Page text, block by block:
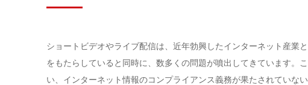
ショートビデオやライブ配信は、近年勃興したインターネット産業
をもたらしていると同時に、数多くの問題が噴出してきています。
い、インターネット情報のコンプライアンス義務が果たされていな